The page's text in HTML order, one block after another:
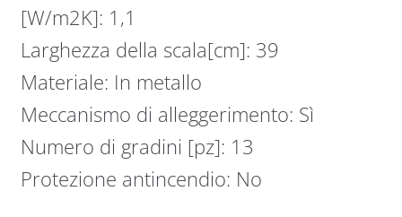
[W/m2K]: 1,1
Larghezza della scala[cm]: 39
Materiale: In metallo
Meccanismo di alleggerimento: Sì
Numero di gradini [pz]: 13
Protezione antincendio: No